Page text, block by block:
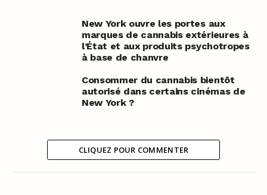
New York ouvre les portes aux
marques de cannabis extérieures à
l’État et aux produits psychotropes
à base de chanvre
Consommer du cannabis bientôt
autorisé dans certains cinémas de
New York ?
CLIQUEZ POUR COMMENTER